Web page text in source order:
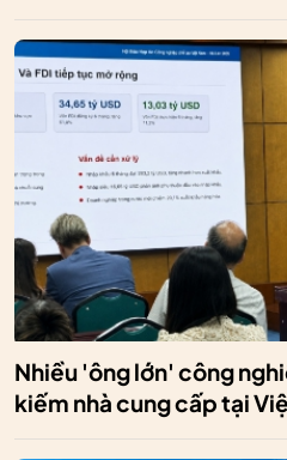
Nhiều 'ông lớn' công
kiếm nhà cung cấp tại